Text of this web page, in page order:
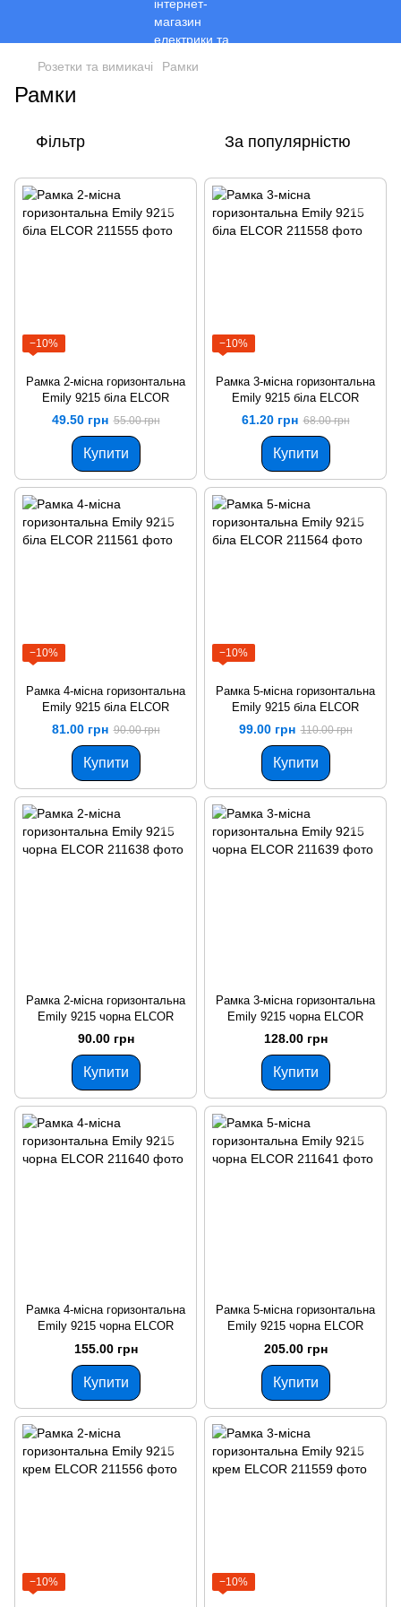
Розетки та вимикачі Рамки
Рамки
Фільтр За популярністю
−10%
Рамка 2-місна горизонтальна
Emily 9215 біла ELCOR
49.50 грн 55.00 грн
Купити
−10%
Рамка 3-місна горизонтальна
Emily 9215 біла ELCOR
61.20 грн 68.00 грн
Купити
−10%
Рамка 4-місна горизонтальна
Emily 9215 біла ELCOR
81.00 грн 90.00 грн
Купити
−10%
Рамка 5-місна горизонтальна
Emily 9215 біла ELCOR
99.00 грн 110.00 грн
Купити
Рамка 2-місна горизонтальна
Emily 9215 чорна ELCOR
90.00 грн
Купити
Рамка 3-місна горизонтальна
Emily 9215 чорна ELCOR
128.00 грн
Купити
Рамка 4-місна горизонтальна
Emily 9215 чорна ELCOR
155.00 грн
Купити
Рамка 5-місна горизонтальна
Emily 9215 чорна ELCOR
205.00 грн
Купити
−10% −10%